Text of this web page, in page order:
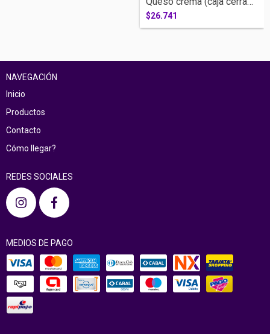
$26.741
NAVEGACIÓN
Inicio
Productos
Contacto
Cómo llegar?
REDES SOCIALES
MEDIOS DE PAGO